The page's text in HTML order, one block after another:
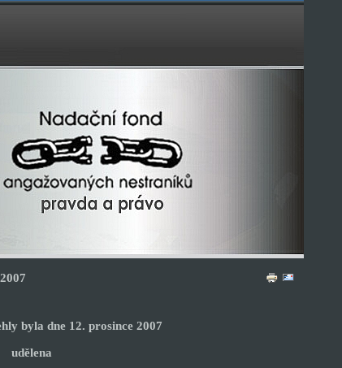
byla dne 12. prosince 2007
udělena